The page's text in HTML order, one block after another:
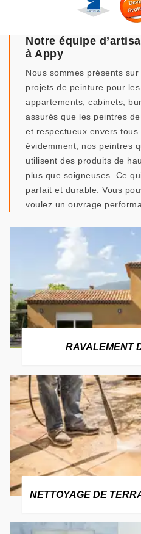
Notre équipe
à Appy
Nous sommes présents
projets de peinture pour
appartements, cabinets,
assurés que les peintres
et respectueux envers
évidemment, nos peintres
utilisent des produits de
plus que soigneuses. Ce
parfait et durable. Vous
voulez un ouvrage
RAVALEMENT
NETTOYAGE DE